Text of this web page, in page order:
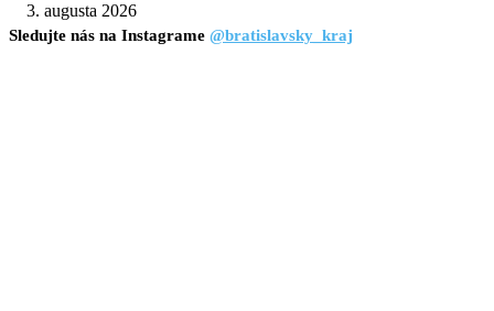
3. augusta 2026
Sledujte nás na Instagrame @bratislavsky_kraj